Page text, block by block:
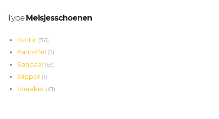
Type Meisjesschoenen
Bottin (36)
Pantoffel (5)
Sandaal (53)
Slipper (1)
Sneaker (61)